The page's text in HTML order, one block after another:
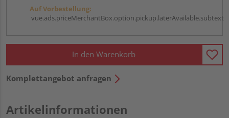
Auf Vorbestellung:
vue.ads.priceMerchantBox.option.pickup.laterAvailable.subtext
In den Warenkorb
Komplettangebot anfragen
Artikelinformationen